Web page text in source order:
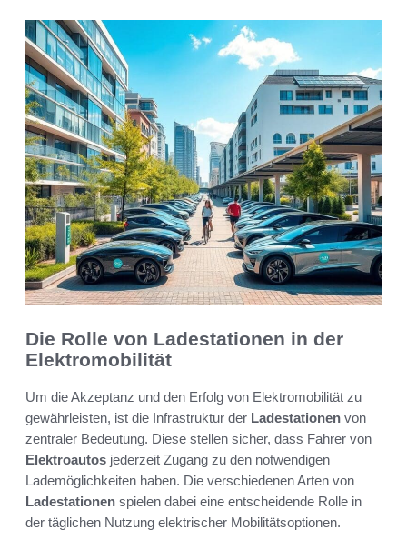
Die Rolle von Ladestationen in der
Elektromobilität
Um die Akzeptanz und den Erfolg von Elektromobilität zu
gewährleisten, ist die Infrastruktur der Ladestationen von
zentraler Bedeutung. Diese stellen sicher, dass Fahrer von
Elektroautos jederzeit Zugang zu den notwendigen
Lademöglichkeiten haben. Die verschiedenen Arten von
Ladestationen spielen dabei eine entscheidende Rolle in
der täglichen Nutzung elektrischer Mobilitätsoptionen.